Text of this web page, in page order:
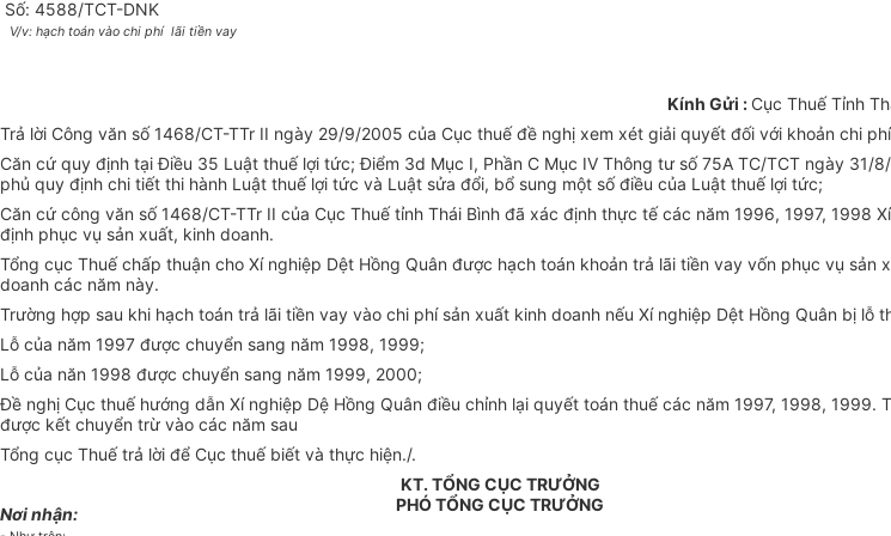
Số: 4588/TCT-DNK
V/v: hạch toán vào chi phí lãi tiền vay
Kính Gửi : Cục Thuế Tỉnh
Trả lời Công văn số 1468/CT-TTr II ngày 29/9/2005 của Cục thuế đề nghị xem xét giải quyết đối với khoản chi
Căn cứ quy định tại Điều 35 Luật thuế lợi tức; Điểm 3d Mục I, Phần C Mục IV Thông tư số 75A TC/TCT ngày
phủ quy định chi tiết thi hành Luật thuế lợi tức và Luật sửa đổi, bổ sung một số điều của Luật thuế lợi tức;
Căn cứ công văn số 1468/CT-TTr II của Cục Thuế tỉnh Thái Bình đã xác định thực tế các năm 1996, 1997,
định phục vụ sản xuất, kinh doanh.
Tổng cục Thuế chấp thuận cho Xí nghiệp Dệt Hồng Quân được hạch toán khoản trả lãi tiền vay vốn phục vụ
doanh các năm này.
Trường hợp sau khi hạch toán trả lãi tiền vay vào chi phí sản xuất kinh doanh nếu Xí nghiệp Dệt Hồng Quân bị
Lỗ của năm 1997 được chuyển sang năm 1998, 1999;
Lỗ của năn 1998 được chuyển sang năm 1999, 2000;
Đề nghị Cục thuế hướng dẫn Xí nghiệp Dệ Hồng Quân điều chỉnh lại quyết toán thuế các năm 1997, 1998,
được kết chuyển trừ vào các năm sau
Tổng cục Thuế trả lời để Cục thuế biết và thực hiện./.
Nơi nhận:
KT. TỔNG CỤC TRƯỞNG
PHÓ TỔNG CỤC TRƯỞNG